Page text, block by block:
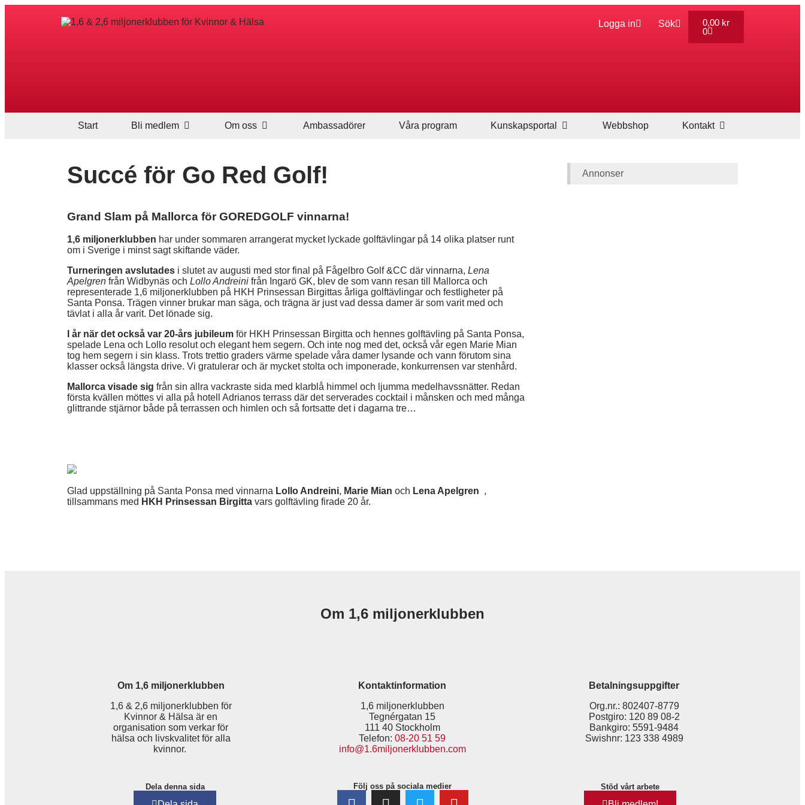
Logga in Sök 0,00 kr
0
Start Bli medlem Om oss Ambassadörer Våra program Kunskapsportal Webbshop Kontakt
Succé för Go Red Golf!
Grand Slam på Mallorca för GOREDGOLF vinnarna!
1,6 miljonerklubben har under sommaren arrangerat mycket lyckade golftävlingar på 14 olika platser runt
om i Sverige i minst sagt skiftande väder.
Turneringen avslutades i slutet av augusti med stor final på Fågelbro Golf &CC där vinnarna, Lena
Apelgren från Widbynäs och Lollo Andreini från Ingarö GK, blev de som vann resan till Mallorca och
representerade 1,6 miljonerklubben på HKH Prinsessan Birgittas årliga golftävlingar och festligheter på
Santa Ponsa. Trägen vinner brukar man säga, och trägna är just vad dessa damer är som varit med och
tävlat i alla år varit. Det lönade sig.
I år när det också var 20-års jubileum för HKH Prinsessan Birgitta och hennes golftävling på Santa Ponsa,
spelade Lena och Lollo resolut och elegant hem segern. Och inte nog med det, också vår egen Marie Mian
tog hem segern i sin klass. Trots trettio graders värme spelade våra damer lysande och vann förutom sina
klasser också längsta drive. Vi gratulerar och är mycket stolta och imponerade, konkurrensen var stenhård.
Mallorca visade sig från sin allra vackraste sida med klarblå himmel och ljumma medelhavssnätter. Redan
första kvällen möttes vi alla på hotell Adrianos terrass där det serverades cocktail i månsken och med många
glittrande stjärnor både på terrassen och himlen och så fortsatte det i dagarna tre…
Glad uppställning på Santa Ponsa med vinnarna Lollo Andreini, Marie Mian och Lena Apelgren ,
tillsammans med HKH Prinsessan Birgitta vars golftävling firade 20 år.
Annonser
Om 1,6 miljonerklubben
Om 1,6 miljonerklubben
1,6 & 2,6 miljonerklubben för
Kvinnor & Hälsa är en
organisation som verkar för
hälsa och livskvalitet för alla
kvinnor.
Kontaktinformation
1,6 miljonerklubben
Tegnérgatan 15
111 40 Stockholm
Telefon:08-20 51 59
info@1.6miljonerklubben.com
Betalningsuppgifter
Org.nr.: 802407-8779
Postgiro: 120 89 08-2
Bankgiro: 5591-9484
Swishnr: 123 338 4989
Dela denna sida Följ oss på sociala medier Stöd vårt arbete